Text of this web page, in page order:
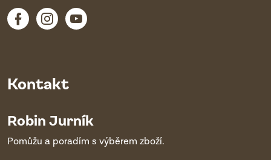
Kontakt
Robin Jurník
Pomůžu a poradím s výběrem zboží.